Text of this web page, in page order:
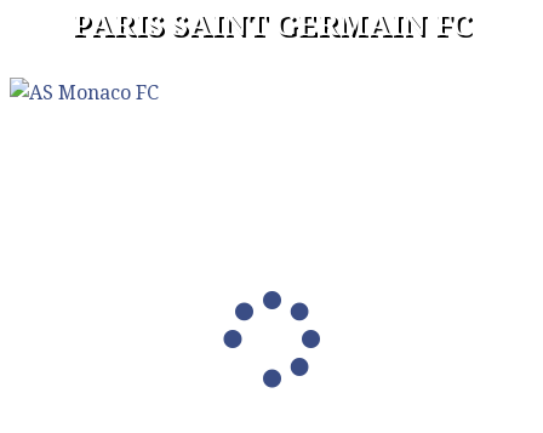
PARIS SAINT GERMAIN FC